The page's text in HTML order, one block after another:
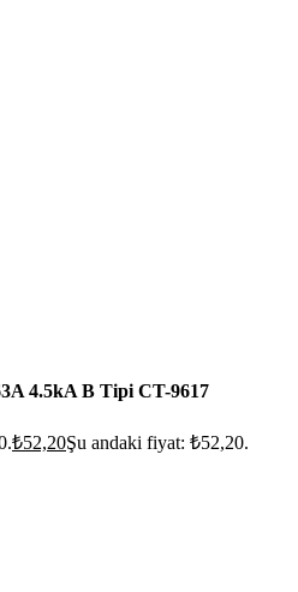
4.5kA B Tipi CT-9617
₺52,20Şu andaki fiyat: ₺52,20.